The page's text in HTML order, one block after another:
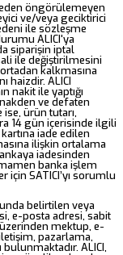
öngörülemeyen
ve/veya geciktirici
ile sözleşme
ALICI'ya
siparişin iptal
ile değiştirilmesini
kalkmasına
haizdir. ALICI
nakit ile yaptığı
ve defaten
ise, ürün tutarı,
14 gün içerisinde ilgili
iade edilen
ilişkin ortalama
iadesinden
banka işlem
için SATICI’yı sorumlu
belirtilen veya
e-posta adresi, sabit
mektup, e-
pazarlama,
ALICI,